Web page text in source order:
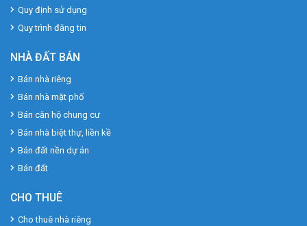
Quy định sử dụng
Quy trình đăng tin
NHÀ ĐẤT BÁN
Bán nhà riêng
Bán nhà mặt phố
Bán căn hộ chung cư
Bán nhà biệt thự, liền kề
Bán đất nền dự án
Bán đất
CHO THUÊ
Cho thuê nhà riêng